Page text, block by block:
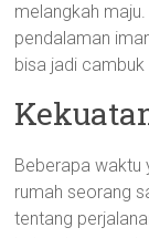
melangkah
pendalaman
bisa jadi
Beberapa waktu
rumah seorang
tentang